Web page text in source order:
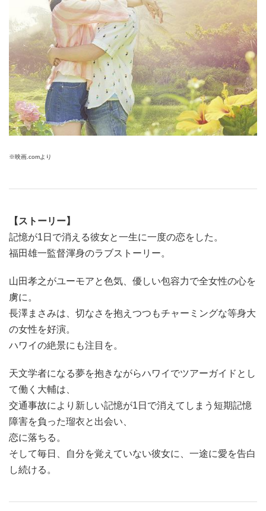
※映画.comより
【ストーリー】
記憶が1日で消える彼女と一生に一度の恋をした。
福田雄一監督渾身のラブストーリー。
山田孝之がユーモアと色気、優しい包容力で全女性の心を
虜に。
長澤まさみは、切なさを抱えつつもチャーミングな等身大
の女性を好演。
ハワイの絶景にも注目を。
天文学者になる夢を抱きながらハワイでツアーガイドとし
て働く大輔は、
交通事故により新しい記憶が1日で消えてしまう短期記憶
障害を負った瑠衣と出会い、
恋に落ちる。
そして毎日、自分を覚えていない彼女に、一途に愛を告白
し続ける。